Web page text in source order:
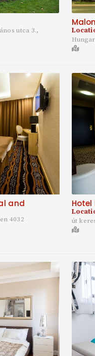
utca 3.,
and
4032
Hotel
út